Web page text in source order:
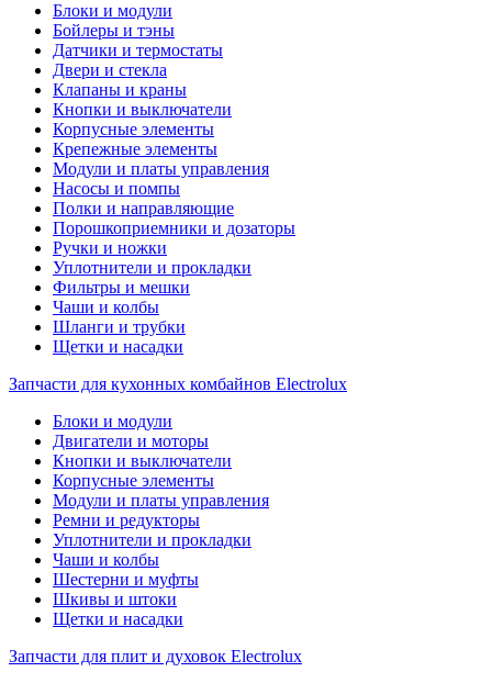
Блоки и модули
Бойлеры и тэны
Датчики и термостаты
Двери и стекла
Клапаны и краны
Кнопки и выключатели
Корпусные элементы
Крепежные элементы
Модули и платы управления
Насосы и помпы
Полки и направляющие
Порошкоприемники и дозаторы
Ручки и ножки
Уплотнители и прокладки
Фильтры и мешки
Чаши и колбы
Шланги и трубки
Щетки и насадки
Запчасти для кухонных комбайнов Electrolux
Блоки и модули
Двигатели и моторы
Кнопки и выключатели
Корпусные элементы
Модули и платы управления
Ремни и редукторы
Уплотнители и прокладки
Чаши и колбы
Шестерни и муфты
Шкивы и штоки
Щетки и насадки
Запчасти для плит и духовок Electrolux